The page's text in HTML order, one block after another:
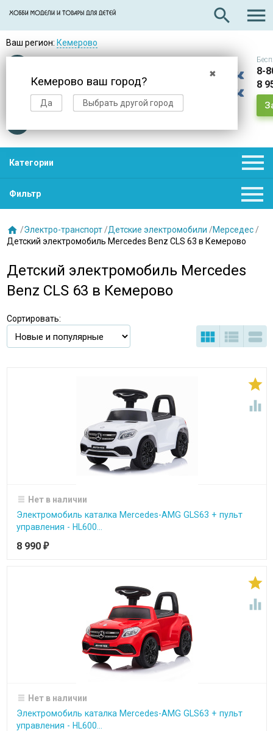
search 
Ваш регион: Кемерово
✖
Кемерово ваш город?
Да Выбрать другой город
Доставкав день заказа
8-
8
Категории 
Фильтр 
 /Электро-транспорт /Детские электромобили /Мерседес /
Детский электромобиль Mercedes Benz CLS 63 в Кемерово
Детский электромобиль Mercedes
Benz CLS 63 в Кемерово
Сортировать:
  


Нет в наличии
Электромобиль каталка Mercedes-AMG GLS63 + пульт
управления - HL600...
8 990 ₽


Нет в наличии
Электромобиль каталка Mercedes-AMG GLS63 + пульт
управления - HL600...